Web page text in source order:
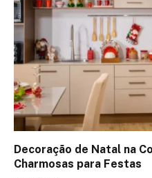
Decoração de Natal na
Charmosas para Festas